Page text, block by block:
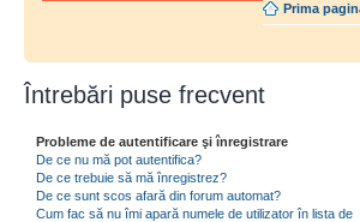
Prima
Întrebări puse frecvent
Probleme de autentificare şi înregistrare
De ce nu mă pot autentifica?
De ce trebuie să mă înregistrez?
De ce sunt scos afară din forum automat?
Cum fac să nu îmi apară numele de utilizator în lista de